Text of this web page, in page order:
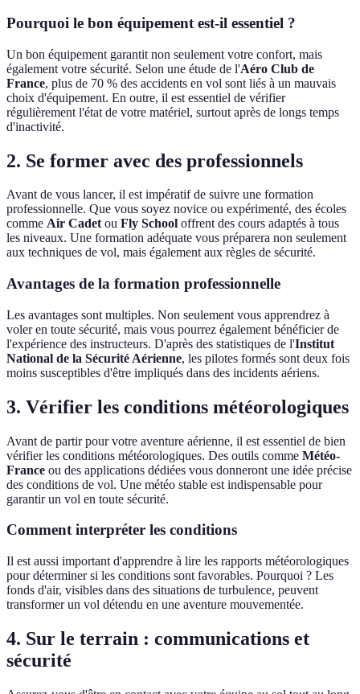
Pourquoi le bon équipement est-il essentiel ?
Un bon équipement garantit non seulement votre confort, mais
également votre sécurité. Selon une étude de l'Aéro Club de
France, plus de 70 % des accidents en vol sont liés à un mauvais
choix d'équipement. En outre, il est essentiel de vérifier
régulièrement l'état de votre matériel, surtout après de longs temps
d'inactivité.
2. Se former avec des professionnels
Avant de vous lancer, il est impératif de suivre une formation
professionnelle. Que vous soyez novice ou expérimenté, des écoles
comme Air Cadetou Fly School offrent des cours adaptés à tous
les niveaux. Une formation adéquate vous préparera non seulement
aux techniques de vol, mais également aux règles de sécurité.
Avantages de la formation professionnelle
Les avantages sont multiples. Non seulement vous apprendrez à
voler en toute sécurité, mais vous pourrez également bénéficier de
l'expérience des instructeurs. D'après des statistiques de l'Institut
National de la Sécurité Aérienne, les pilotes formés sont deux fois
moins susceptibles d'être impliqués dans des incidents aériens.
3. Vérifier les conditions météorologiques
Avant de partir pour votre aventure aérienne, il est essentiel de bien
vérifier les conditions météorologiques. Des outils comme Météo-
France ou des applications dédiées vous donneront une idée précise
des conditions de vol. Une météo stable est indispensable pour
garantir un vol en toute sécurité.
Comment interpréter les conditions
Il est aussi important d'apprendre à lire les rapports météorologiques
pour déterminer si les conditions sont favorables. Pourquoi ? Les
fonds d'air, visibles dans des situations de turbulence, peuvent
transformer un vol détendu en une aventure mouvementée.
4. Sur le terrain : communications et
sécurité